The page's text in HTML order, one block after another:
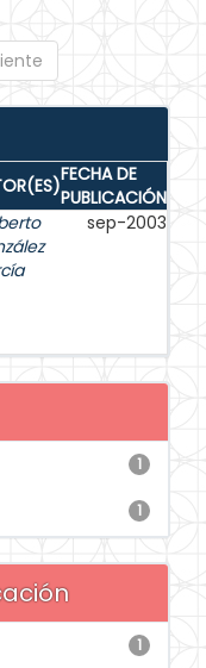
FECHA DE
PUBLICACIÓN
sep-2003
1
1
1